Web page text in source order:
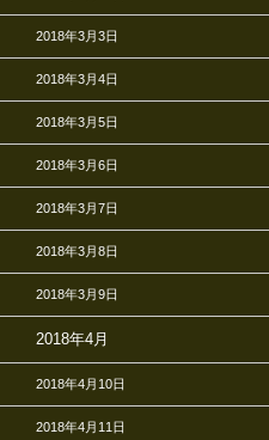
2018年3月3日
2018年3月4日
2018年3月5日
2018年3月6日
2018年3月7日
2018年3月8日
2018年3月9日
2018年4月
2018年4月10日
2018年4月11日